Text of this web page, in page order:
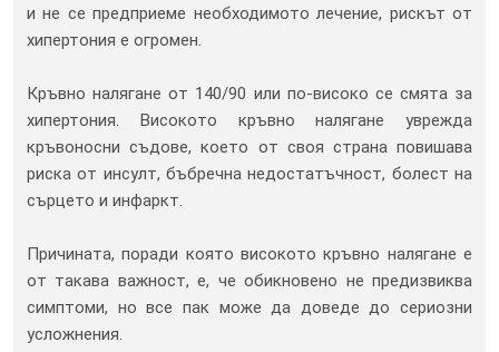
и не се предприеме необходимото лечение, рискът от
хипертония е огромен.
Кръвно налягане от 140/90 или по-високо се смята за
хипертония. Високото кръвно налягане уврежда
кръвоносни съдове, което от своя страна повишава
риска от инсулт, бъбречна недостатъчност, болест на
сърцето и инфаркт.
Причината, поради която високото кръвно налягане е
от такава важност, е, че обикновено не предизвиква
симптоми, но все пак може да доведе до сериозни
усложнения.